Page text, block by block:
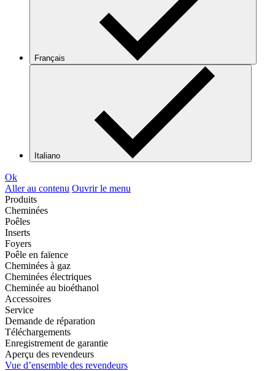
Français
Italiano
Ok
Aller au contenu Ouvrir le menu
Produits
Cheminées
Poêles
Inserts
Foyers
Poêle en faïence
Cheminées à gaz
Cheminées électriques
Cheminée au bioéthanol
Accessoires
Service
Demande de réparation
Téléchargements
Enregistrement de garantie
Aperçu des revendeurs
Vue d’ensemble des revendeurs